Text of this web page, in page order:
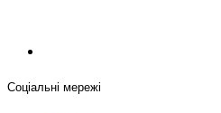
Соціальні мережі